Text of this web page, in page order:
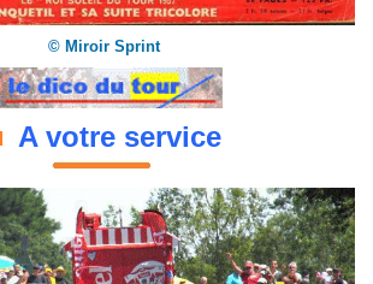
© Miroir Sprint
A votre service